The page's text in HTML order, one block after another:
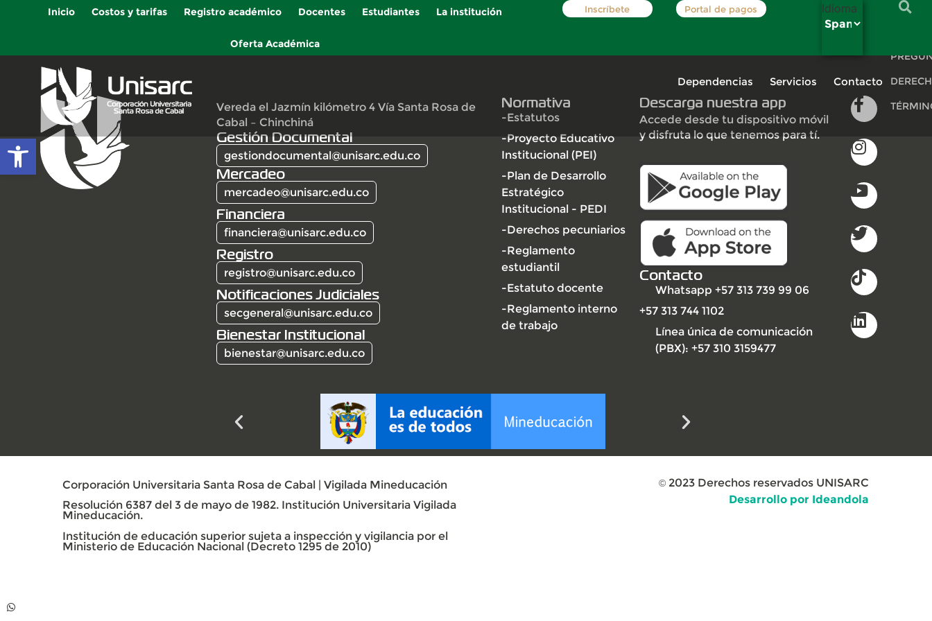
Abrir barra de herramientas
Inicio Costos y tarifas Registro académico Docentes Estudiantes La institución
Oferta Académica
Inscríbete Portal de pagos Idioma
Dependencias Servicios
Contacto
Vereda el Jazmín kilómetro 4 Vía Santa Rosa de
Cabal – Chinchiná
Gestión Documental
gestiondocumental@unisarc.edu.co
Mercadeo
mercadeo@unisarc.edu.co
Financiera
financiera@unisarc.edu.co
Registro
registro@unisarc.edu.co
Notificaciones Judiciales
secgeneral@unisarc.edu.co
Bienestar Institucional
bienestar@unisarc.edu.co
Normativa
-Estatutos
-Proyecto Educativo
Institucional (PEI)
-Plan de Desarrollo
Estratégico
Institucional - PEDI
-Derechos pecuniarios
-Reglamento
estudiantil
-Estatuto docente
-Reglamento interno
de trabajo
Descarga nuestra app
Accede desde tu dispositivo móvil
y disfruta lo que tenemos para tí.
Contacto
Whatsapp +57 313 739 99 06
+57 313 744 1102
Línea única de comunicación
(PBX): +57 310 3159477
Corporación Universitaria Santa Rosa de Cabal | Vigilada Mineducación
Resolución 6387 del 3 de mayo de 1982. Institución Universitaria Vigilada
Mineducación.
Institución de educación superior sujeta a inspección y vigilancia por el
Ministerio de Educación Nacional (Decreto 1295 de 2010)
© 2023 Derechos reservados UNISARC
Desarrollo por Ideandola